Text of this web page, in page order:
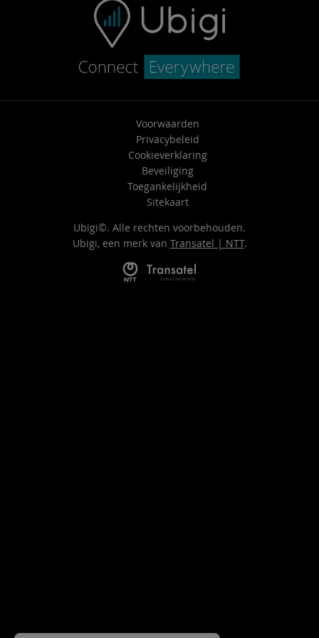
Voorwaarden
Privacybeleid
Cookieverklaring
Beveiliging
Toegankelijkheid
Sitekaart
Ubigi©. Alle rechten voorbehouden.
Ubigi, een merk van Transatel | NTT.